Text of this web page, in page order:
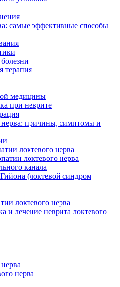
самые эффективные способы
терапия
медицины
при неврите
нерва: причины, симптомы и
локтевого нерва
локтевого нерва
канала
(локтевой синдром
локтевого нерва
и лечение неврита локтевого
нерва